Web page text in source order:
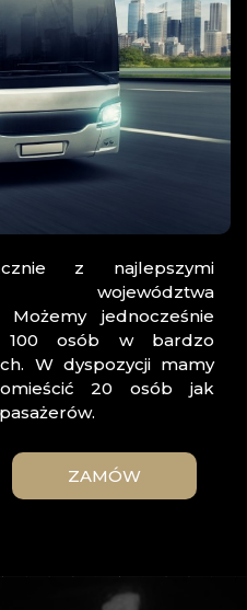
z najlepszymi
województwa
Możemy jednocześnie
osób w bardzo
W dyspozycji mamy
20 osób jak
ZAMÓW